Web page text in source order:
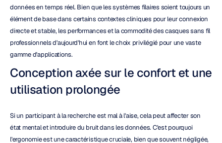
données en temps réel. Bien que les systèmes filaires soient toujours un
élément de base dans certains contextes cliniques pour leur connexion
directe et stable, les performances et la commodité des casques sans fil
professionnels d'aujourd'hui en font le choix privilégié pour une vaste
gamme d'applications.
Conception axée sur le confort et une
utilisation prolongée
Si un participant à la recherche est mal à l'aise, cela peut affecter son
état mental et introduire du bruit dans les données. C'est pourquoi
l'ergonomie est une caractéristique cruciale, bien que souvent négligée,